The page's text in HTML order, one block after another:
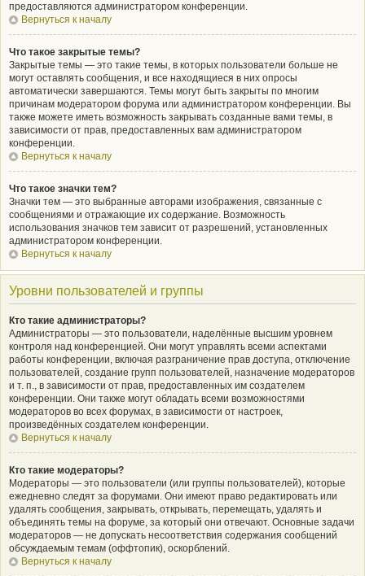
предоставляются администратором конференции.
Вернуться к началу
Что такое закрытые темы?
Закрытые темы — это такие темы, в которых пользователи больше не
могут оставлять сообщения, и все находящиеся в них опросы
автоматически завершаются. Темы могут быть закрыты по многим
причинам модератором форума или администратором конференции. Вы
также можете иметь возможность закрывать созданные вами темы, в
зависимости от прав, предоставленных вам администратором
конференции.
Вернуться к началу
Что такое значки тем?
Значки тем — это выбранные авторами изображения, связанные с
сообщениями и отражающие их содержание. Возможность
использования значков тем зависит от разрешений, установленных
администратором конференции.
Вернуться к началу
Уровни пользователей и группы
Кто такие администраторы?
Администраторы — это пользователи, наделённые высшим уровнем
контроля над конференцией. Они могут управлять всеми аспектами
работы конференции, включая разграничение прав доступа, отключение
пользователей, создание групп пользователей, назначение модераторов
и т. п., в зависимости от прав, предоставленных им создателем
конференции. Они также могут обладать всеми возможностями
модераторов во всех форумах, в зависимости от настроек,
произведённых создателем конференции.
Вернуться к началу
Кто такие модераторы?
Модераторы — это пользователи (или группы пользователей), которые
ежедневно следят за форумами. Они имеют право редактировать или
удалять сообщения, закрывать, открывать, перемещать, удалять и
объединять темы на форуме, за который они отвечают. Основные задачи
модераторов — не допускать несоответствия содержания сообщений
обсуждаемым темам (оффтопик), оскорблений.
Вернуться к началу